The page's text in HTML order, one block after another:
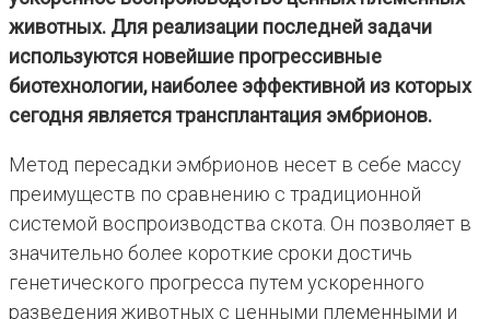
животных. Для реализации последней задачи
используются новейшие прогрессивные
биотехнологии, наиболее эффективной из которых
сегодня является трансплантация эмбрионов.
Метод пересадки эмбрионов несет в себе массу
преимуществ по сравнению с традиционной
системой воспроизводства скота. Он позволяет в
значительно более короткие сроки достичь
генетического прогресса путем ускоренного
разведения животных с ценными племенными и